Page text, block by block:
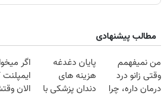
مطالب پیشنهادی
من نمیفهمم
وقتی زانو درد
درمان داره، چرا
پایان دغدغه
هزینه های
دندان پزشکی با
اگر
الان